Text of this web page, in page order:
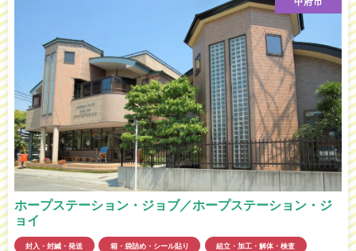
ホープステーション・ジョブ／ホープステーション・ジ
ョイ
封入・封緘・発送 箱・袋詰め・シール貼り 組立・加工・解体・検査